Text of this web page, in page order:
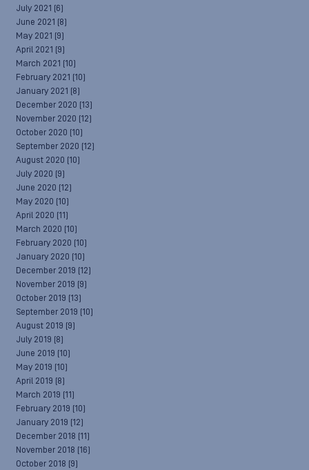
July 2021 (6)
June 2021 (8)
May 2021 (9)
April 2021 (9)
March 2021 (10)
February 2021 (10)
January 2021 (8)
December 2020 (13)
November 2020 (12)
October 2020 (10)
September 2020 (12)
August 2020 (10)
July 2020 (9)
June 2020 (12)
May 2020 (10)
April 2020 (11)
March 2020 (10)
February 2020 (10)
January 2020 (10)
December 2019 (12)
November 2019 (9)
October 2019 (13)
September 2019 (10)
August 2019 (9)
July 2019 (8)
June 2019 (10)
May 2019 (10)
April 2019 (8)
March 2019 (11)
February 2019 (10)
January 2019 (12)
December 2018 (11)
November 2018 (16)
October 2018 (9)